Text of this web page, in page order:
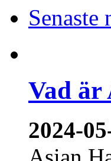
Senaste
Vad är
2024-